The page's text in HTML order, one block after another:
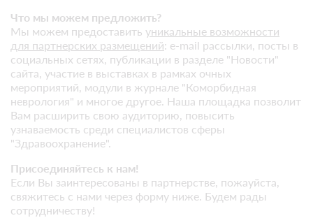
Что мы можем предложить?
Мы можем предоставить уникальные возможности
для партнерских размещений: e-mail рассылки, посты в
социальных сетях, публикации в разделе "Новости"
сайта, участие в выставках в рамках очных
мероприятий, модули в журнале "Коморбидная
неврология" и многое другое. Наша площадка позволит
Вам расширить свою аудиторию, повысить
узнаваемость среди специалистов сферы
"Здравоохранение".
Присоединяйтесь к нам!
Если Вы заинтересованы в партнерстве, пожауйста,
свяжитесь с нами через форму ниже. Будем рады
сотрудничеству!